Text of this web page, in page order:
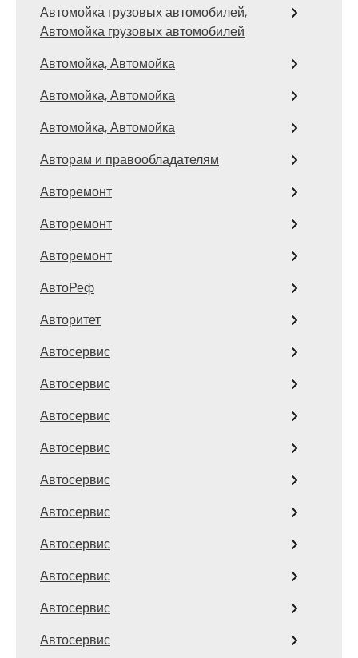
Автомойка грузовых автомобилей,
Автомойка грузовых автомобилей
Автомойка, Автомойка
Автомойка, Автомойка
Автомойка, Автомойка
Авторам и правообладателям
Авторемонт
Авторемонт
Авторемонт
АвтоРеф
Авторитет
Автосервис
Автосервис
Автосервис
Автосервис
Автосервис
Автосервис
Автосервис
Автосервис
Автосервис
Автосервис